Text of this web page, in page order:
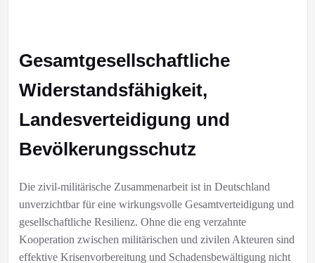
Gesamtgesellschaftliche
Widerstandsfähigkeit,
Landesverteidigung und
Bevölkerungsschutz
Die zivil-militärische Zusammenarbeit ist in Deutschland
unverzichtbar für eine wirkungsvolle Gesamtverteidigung und
gesellschaftliche Resilienz. Ohne die eng verzahnte
Kooperation zwischen militärischen und zivilen Akteuren sind
effektive Krisenvorbereitung und Schadensbewältigung nicht